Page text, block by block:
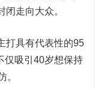
走向大众。
具有代表性的95
仅吸引40岁想保持
。